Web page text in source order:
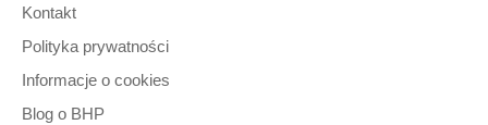
9342250171040
3892822672537
8223914392920
3872732838162
8470551719102
Kontakt
Polityka prywatności
Informacje o cookies
Blog o BHP